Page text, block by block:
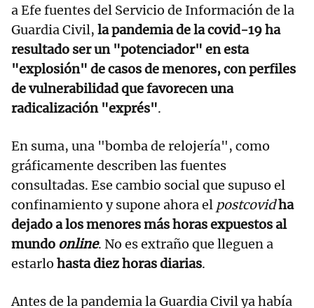
a Efe fuentes del Servicio de Información de la
Guardia Civil, la pandemia de la covid-19 ha
resultado ser un "potenciador" en esta
"explosión" de casos de menores, con perfiles
de vulnerabilidad que favorecen una
radicalización "exprés".
En suma, una "bomba de relojería", como
gráficamente describen las fuentes
consultadas. Ese cambio social que supuso el
confinamiento y supone ahora el postcovidha
dejado a los menores más horas expuestos al
mundo online. No es extraño que lleguen a
estarlo hasta diez horas diarias.
Antes de la pandemia la Guardia Civil ya había